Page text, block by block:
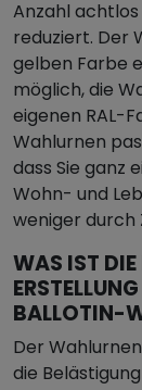
Anzahl
reduziert. Der
gelben Farbe
möglich, die
eigenen RAL-
Wahlurnen
dass Sie ganz
Wohn- und
weniger
WAS IST
BALLOTIN-
Der
die